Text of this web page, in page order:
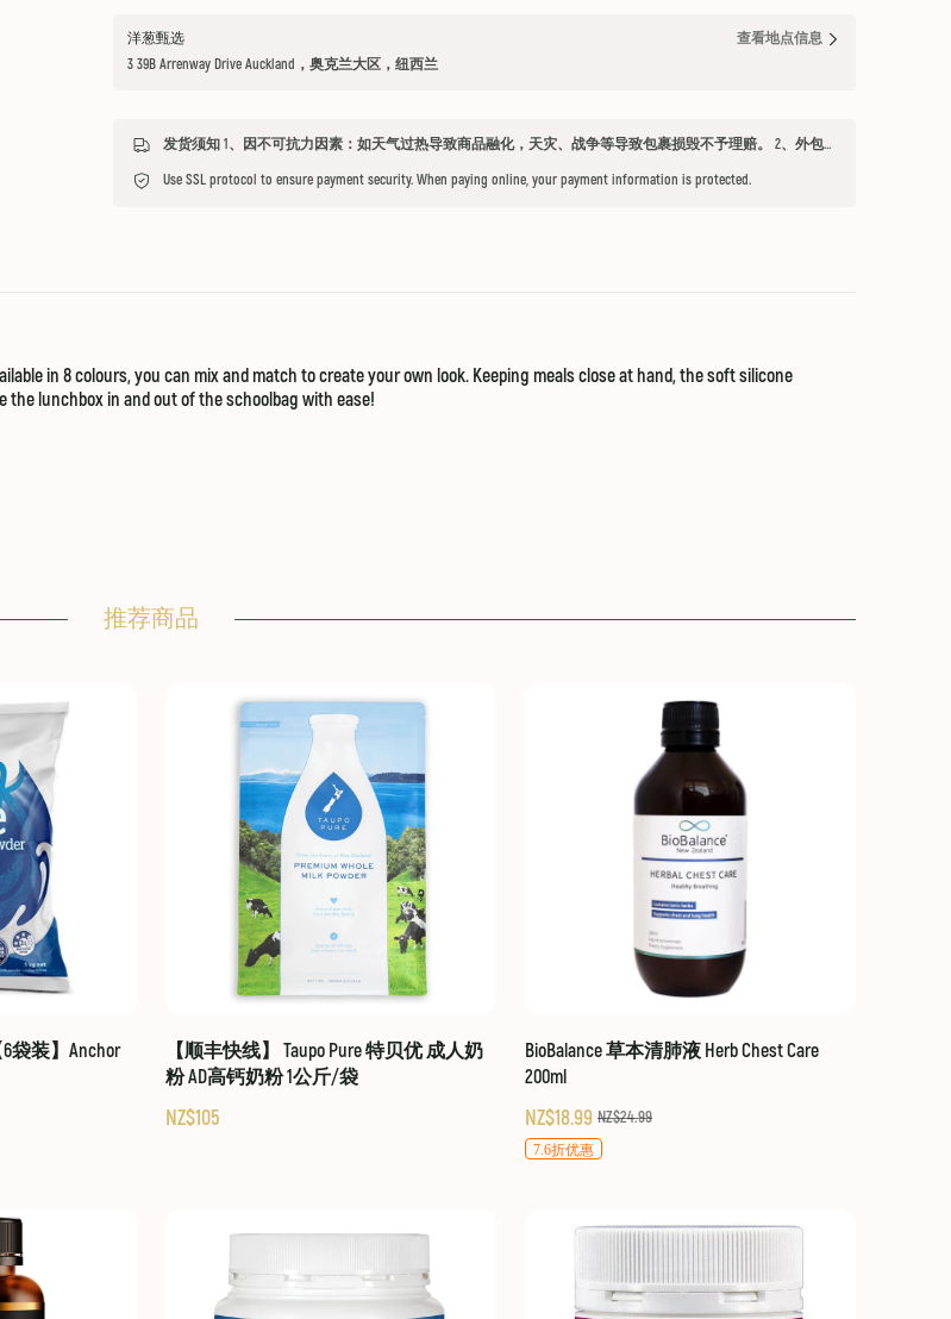
洋葱甄选
3 39B Arrenway Drive Auckland，奥克兰大区，纽西兰
查看地点信息
发货须知 1、因不可抗力因素：如天气过热导致商品融化，天灾、战争等导致包裹损毁不予理赔。 2、外包装箱完好，保健品内件胶囊破损、杂货等漏液问题不予赔付。 3、铁元，小安素，酵素液，玻璃瓶食用油，粉盐，会包泡泡纸，按照高要求打包，有爆罐、漏液均不予以理赔。 4、超过受理时限（签收后三天内未联系客服将不能申请售后） 5、首重不足1kg的包裹按1kg收费。 6、根据海关要求，海外直邮及保税仓产品必须提交收件人身份证信息（收件人姓名必须与上传身份证信息一致），否则将无法出库发货。 7、由于海外直邮产品路途遥远，在高温等不可控情况下，糖果、巧克力、口红、软胶囊会有软化变形的现象，建议收到产品后放入冰箱内冷却1-2小时再打开。
Use SSL protocol to ensure payment security. When paying online, your payment information is protected.
in 8 colours, you can mix and match to create your own look. Keeping meals close at hand, the soft silicone
lunchbox in and out of the schoolbag with ease!
推荐商品
袋装】Anchor
【顺丰快线】 Taupo Pure 特贝优 成人奶
粉 AD高钙奶粉 1公斤/袋
NZ$105
BioBalance 草本清肺液 Herb Chest Care
200ml
NZ$18.99 NZ$24.99
7.6折优惠